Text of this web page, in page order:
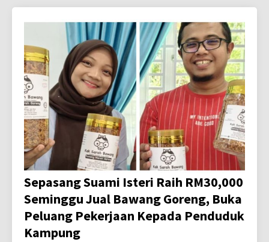
Sepasang Suami Isteri Raih RM30,000
Seminggu Jual Bawang Goreng, Buka
Peluang Pekerjaan Kepada Penduduk
Kampung